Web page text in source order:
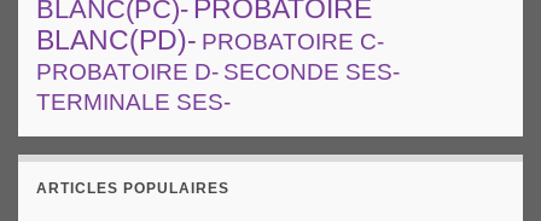
BLANC(PC)- PROBATOIRE
BLANC(PD)- PROBATOIRE C-
PROBATOIRE D- SECONDE SES-
TERMINALE SES-
ARTICLES POPULAIRES